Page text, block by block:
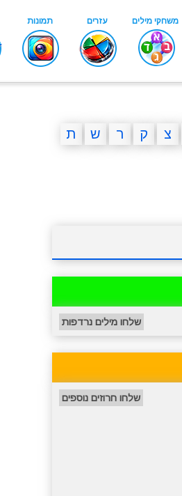
צ ק ר ש ת
שלחו מילים נרדפות
שלחו חרוזים נוספים